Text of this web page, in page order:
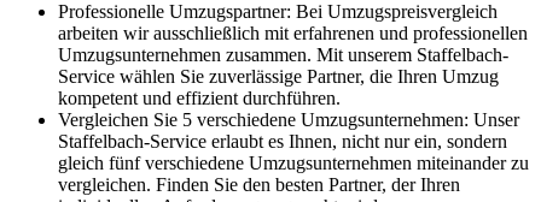
Professionelle Umzugspartner: Bei Umzugspreisvergleich
arbeiten wir ausschließlich mit erfahrenen und professionellen
Umzugsunternehmen zusammen. Mit unserem Staffelbach-
Service wählen Sie zuverlässige Partner, die Ihren Umzug
kompetent und effizient durchführen.
Vergleichen Sie 5 verschiedene Umzugsunternehmen: Unser
Staffelbach-Service erlaubt es Ihnen, nicht nur ein, sondern
gleich fünf verschiedene Umzugsunternehmen miteinander zu
vergleichen. Finden Sie den besten Partner, der Ihren